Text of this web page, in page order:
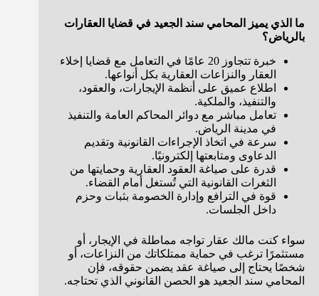
ما الذي يميز المحامي سند الجعيد في قضايا العقارات
بالرياض؟
خبرة تتجاوز 20 عامًا في التعامل مع قضايا إخلاء
العقار والنزاعات العقارية بكل أنواعها.
اطلاع عميق على أنظمة الإيجارات، والعقود،
والتنفيذ، والملكية.
تعامل مباشر مع دوائر المحاكم العامة والتنفيذ
في مدينة الرياض.
سرعة في اتخاذ الإجراءات القانونية وتقديم
الدعاوى ومتابعتها إلكترونيًا.
قدرة على صياغة العقود العقارية وحمايتها من
الثغرات القانونية التي تُستغل أمام القضاء.
قوة في الترافع وإدارة الخصومة بثبات وحزم
داخل الجلسات.
سواء كنت مالك عقار تواجه مماطلة في الإيجار، أو
مستثمرًا ترغب في حماية ممتلكاتك من النزاعات، أو
شخصًا يحتاج إلى صياغة عقد يضمن حقوقه، فإن
المحامي سند الجعيد هو الحصن القانوني الذي تحتاجه.